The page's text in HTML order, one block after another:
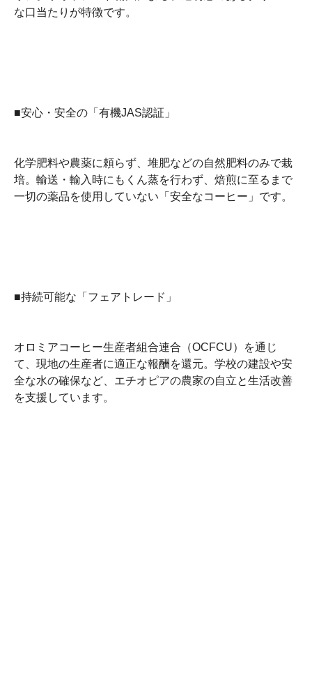
な口当たりが特徴です。
■安心・安全の「有機JAS認証」
化学肥料や農薬に頼らず、堆肥などの自然肥料のみで栽
培。輸送・輸入時にもくん蒸を行わず、焙煎に至るまで
一切の薬品を使用していない「安全なコーヒー」です。
■持続可能な「フェアトレード」
オロミアコーヒー生産者組合連合（OCFCU）を通じ
て、現地の生産者に適正な報酬を還元。学校の建設や安
全な水の確保など、エチオピアの農家の自立と生活改善
を支援しています。